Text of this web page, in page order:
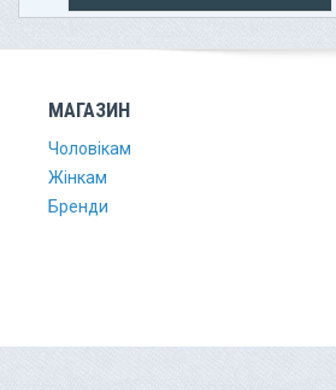
МАГАЗИН
Чоловікам
Жінкам
Бренди